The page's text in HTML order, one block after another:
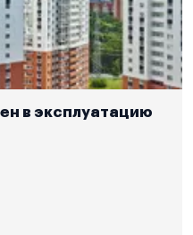
в эксплуатацию